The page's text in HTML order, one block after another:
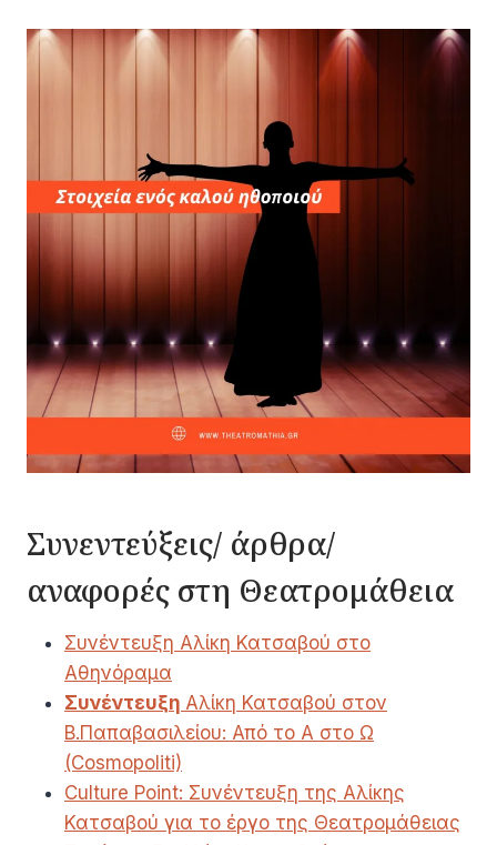
Συνεντεύξεις/ άρθρα/
αναφορές στη Θεατρομάθεια
Συνέντευξη Αλίκη Κατσαβού στο
Αθηνόραμα
Συνέντευξη Αλίκη Κατσαβού στον
Β.Παπαβασιλείου: Από το Α στο Ω
(Cosmopoliti)
Culture Point: Συνέντευξη της Αλίκης
Κατσαβού για το έργο της Θεατρομάθειας